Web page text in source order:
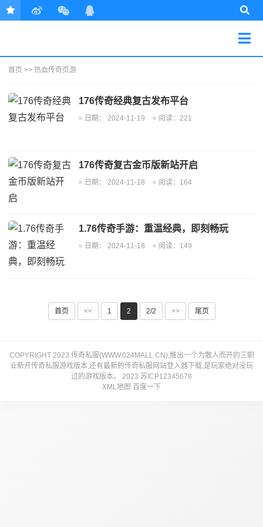
首页 >> 热血传奇页游
176传奇经典复古发布平台
日期： 2024-11-19 阅读：221
176传奇复古金币版新站开启
日期： 2024-11-18 阅读：164
1.76传奇手游：重温经典，即刻畅玩
日期： 2024-11-18 阅读：149
首页 << 1 2 2/2 >> 尾页
COPYRIGHT 2023 传奇私服(WWW.024MALL.CN),推出一个为散人而开的三职
业新开传奇私服游戏版本,还有最新的传奇私服网站登入器下载,是玩家绝对没玩
过的游戏版本。 2023 苏ICP12345678
XML地图 百度一下